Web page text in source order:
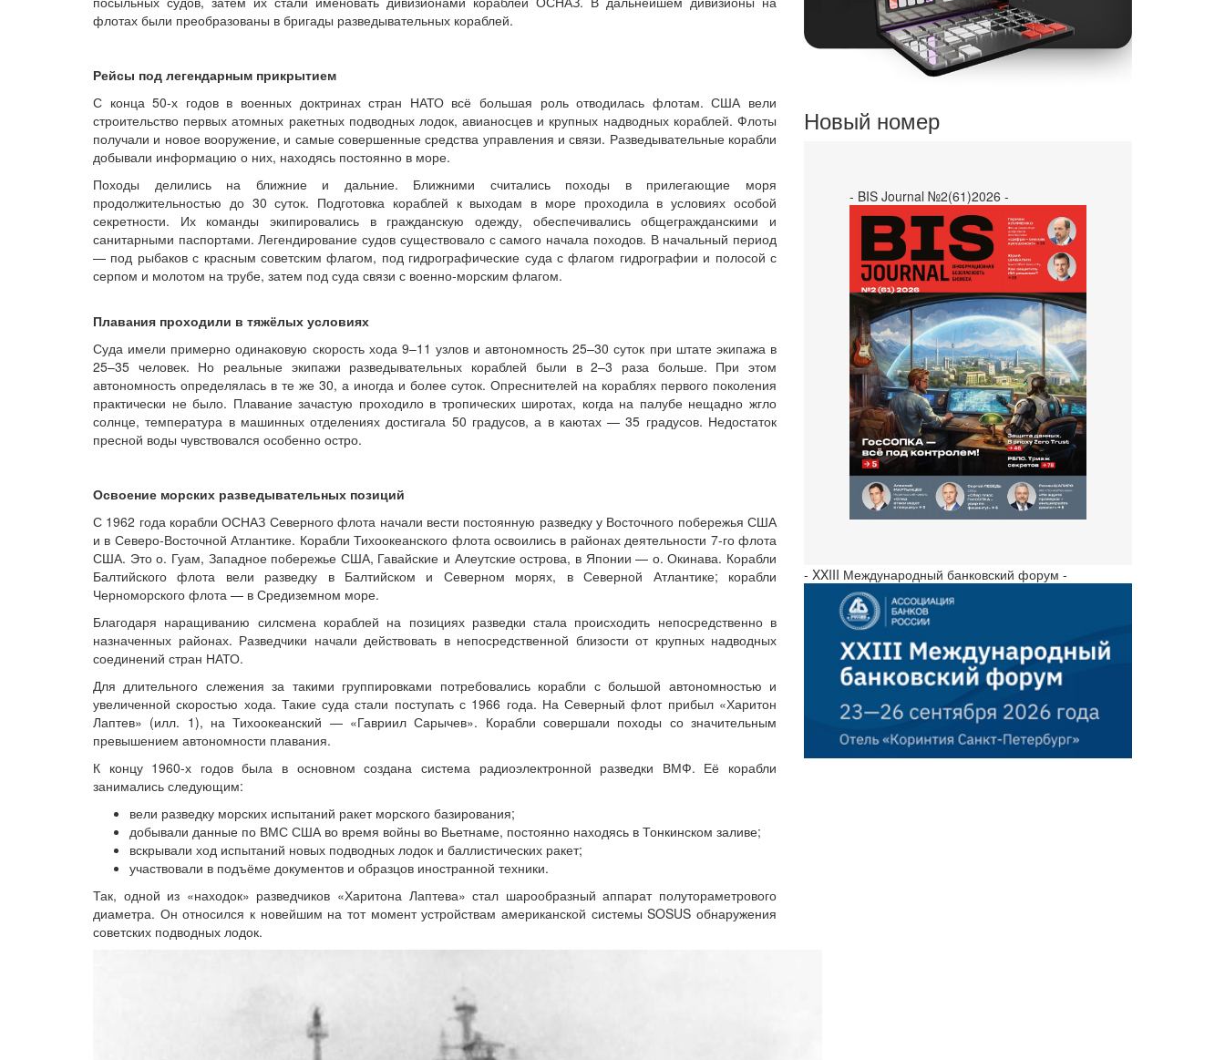
флотах были преобразованы в бригады разведывательных кораблей.
Рейсы под легендарным прикрытием
С конца 50-х годов в военных доктринах стран НАТО всё большая роль отводилась флотам. США вели
строительство первых атомных ракетных подводных лодок, авианосцев и крупных надводных кораблей. Флоты
получали и новое вооружение, и самые совершенные средства управления и связи. Разведывательные корабли
добывали информацию о них, находясь постоянно в море.
Походы делились на ближние и дальние. Ближними считались походы в прилегающие моря
продолжительностью до 30 суток. Подготовка кораблей к выходам в море проходила в условиях особой
секретности. Их команды экипировались в гражданскую одежду, обеспечивались общегражданскими и
санитарными паспортами. Легендирование судов существовало с самого начала походов. В начальный период
— под рыбаков с красным советским флагом, под гидрографические суда с флагом гидрографии и полосой с
серпом и молотом на трубе, затем под суда связи с военно-морским флагом.
Плавания проходили в тяжёлых условиях
Суда имели примерно одинаковую скорость хода 9–11 узлов и автономность 25–30 суток при штате экипажа в
25–35 человек. Но реальные экипажи разведывательных кораблей были в 2–3 раза больше. При этом
автономность определялась в те же 30, а иногда и более суток. Опреснителей на кораблях первого поколения
практически не было. Плавание зачастую проходило в тропических широтах, когда на палубе нещадно жгло
солнце, температура в машинных отделениях достигала 50 градусов, а в каютах — 35 градусов. Недостаток
пресной воды чувствовался особенно остро.
Освоение морских разведывательных позиций
С 1962 года корабли ОСНАЗ Северного флота начали вести постоянную разведку у Восточного побережья США
и в Северо-Восточной Атлантике. Корабли Тихоокеанского флота освоились в районах деятельности 7-го флота
США. Это о. Гуам, Западное побережье США, Гавайские и Алеутские острова, в Японии — о. Окинава. Корабли
Балтийского флота вели разведку в Балтийском и Северном морях, в Северной Атлантике; корабли
Черноморского флота — в Средиземном море.
Благодаря наращиванию силсмена кораблей на позициях разведки стала происходить непосредственно в
назначенных районах. Разведчики начали действовать в непосредственной близости от крупных надводных
соединений стран НАТО.
Для длительного слежения за такими группировками потребовались корабли с большой автономностью и
увеличенной скоростью хода. Такие суда стали поступать с 1966 года. На Северный флот прибыл «Харитон
Лаптев» (илл. 1), на Тихоокеанский — «Гавриил Сарычев». Корабли совершали походы со значительным
превышением автономности плавания.
К концу 1960-х годов была в основном создана система радиоэлектронной разведки ВМФ. Её корабли
занимались следующим:
вели разведку морских испытаний ракет морского базирования;
добывали данные по ВМС США во время войны во Вьетнаме, постоянно находясь в Тонкинском заливе;
вскрывали ход испытаний новых подводных лодок и баллистических ракет;
участвовали в подъёме документов и образцов иностранной техники.
Так, одной из «находок» разведчиков «Харитона Лаптева» стал шарообразный аппарат полутораметрового
диаметра. Он относился к новейшим на тот момент устройствам американской системы SOSUS обнаружения
советских подводных лодок.
Новый номер
- BIS Journal №2(61)2026 -
- XXIII Международный банковский форум -